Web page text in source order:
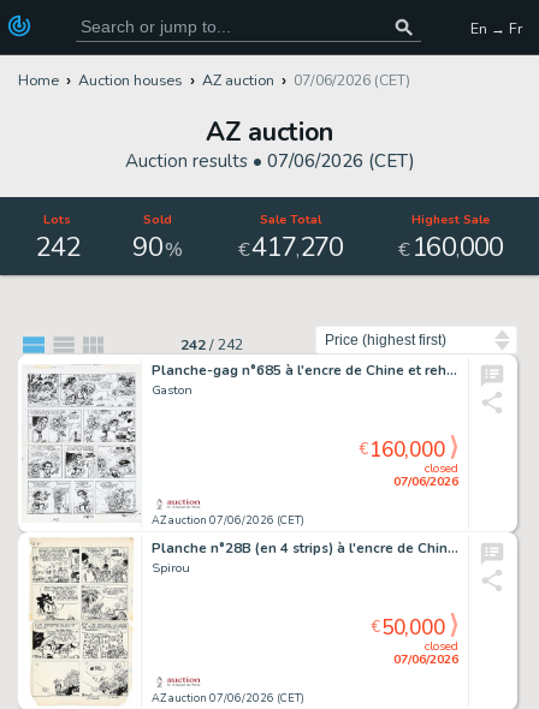
En → Fr
Home Auction houses AZ auction 07/06/2026 (CET)
AZ auction
Auction results • 07/06/2026 (CET)
Lots
242
Sold
90%
Sale Total
€417,270
Highest Sale
€160,000
242/242
Planche-gag n°685 à l'encre de Chine et rehauts…
Gaston
AZ auction 07/06/2026 (CET)
closed
07/06/2026
€160,000
Planche n°28B (en 4 strips) à l'encre de Chine…
Spirou
AZ auction 07/06/2026 (CET)
closed
07/06/2026
€50,000